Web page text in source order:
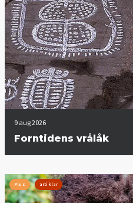
9 aug 2026
Forntidens vrålåk
Plus artiklar